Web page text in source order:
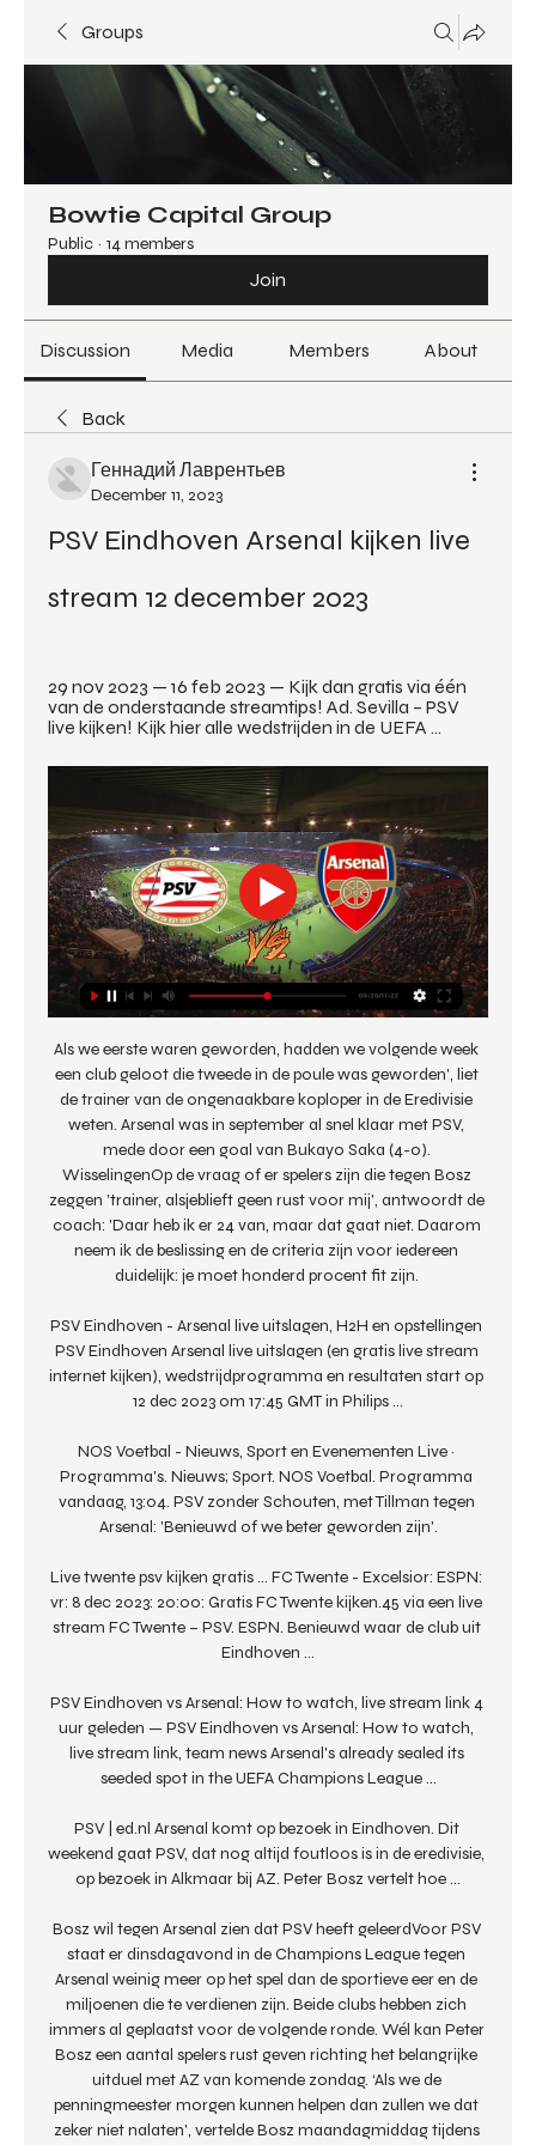
Groups
Bowtie Capital Group
Public · 14 members
Join
Discussion Media Members About
Back
Геннадий Лаврентьев
December 11, 2023
PSV Eindhoven Arsenal kijken live
stream 12 december 2023
29 nov 2023 — 16 feb 2023 — Kijk dan gratis via één
van de onderstaande streamtips! Ad. Sevilla – PSV
live kijken! Kijk hier alle wedstrijden in de UEFA ...
Als we eerste waren geworden, hadden we volgende week
een club geloot die tweede in de poule was geworden', liet
de trainer van de ongenaakbare koploper in de Eredivisie
weten. Arsenal was in september al snel klaar met PSV,
mede door een goal van Bukayo Saka (4-0).
WisselingenOp de vraag of er spelers zijn die tegen Bosz
zeggen 'trainer, alsjeblieft geen rust voor mij', antwoordt de
coach: 'Daar heb ik er 24 van, maar dat gaat niet. Daarom
neem ik de beslissing en de criteria zijn voor iedereen
duidelijk: je moet honderd procent fit zijn.
PSV Eindhoven - Arsenal live uitslagen, H2H en opstellingen
PSV Eindhoven Arsenal live uitslagen (en gratis live stream
internet kijken), wedstrijdprogramma en resultaten start op
12 dec 2023 om 17:45 GMT in Philips ...
NOS Voetbal - Nieuws, Sport en Evenementen Live ·
Programma's. Nieuws; Sport. NOS Voetbal. Programma
vandaag, 13:04. PSV zonder Schouten, met Tillman tegen
Arsenal: 'Benieuwd of we beter geworden zijn'.
Live twente psv kijken gratis ... FC Twente - Excelsior: ESPN:
vr: 8 dec 2023: 20:00: Gratis FC Twente kijken.45 via een live
stream FC Twente – PSV. ESPN. Benieuwd waar de club uit
Eindhoven ...
PSV Eindhoven vs Arsenal: How to watch, live stream link 4
uur geleden — PSV Eindhoven vs Arsenal: How to watch,
live stream link, team news Arsenal's already sealed its
seeded spot in the UEFA Champions League ...
PSV | ed.nl Arsenal komt op bezoek in Eindhoven. Dit
weekend gaat PSV, dat nog altijd foutloos is in de eredivisie,
op bezoek in Alkmaar bij AZ. Peter Bosz vertelt hoe ...
Bosz wil tegen Arsenal zien dat PSV heeft geleerdVoor PSV
staat er dinsdagavond in de Champions League tegen
Arsenal weinig meer op het spel dan de sportieve eer en de
miljoenen die te verdienen zijn. Beide clubs hebben zich
immers al geplaatst voor de volgende ronde. Wél kan Peter
Bosz een aantal spelers rust geven richting het belangrijke
uitduel met AZ van komende zondag. ‘Als we de
penningmeester morgen kunnen helpen dan zullen we dat
zeker niet nalaten', vertelde Bosz maandagmiddag tijdens